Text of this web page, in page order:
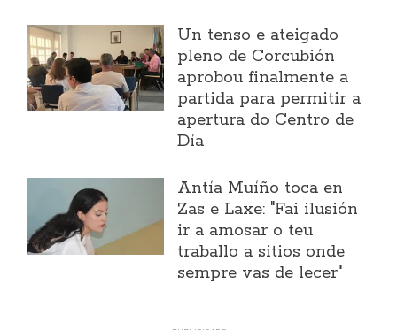
Un tenso e ateigado
pleno de Corcubión
aprobou finalmente a
partida para permitir a
apertura do Centro de
Día
Antía Muíño toca en
Zas e Laxe: "Fai ilusión
ir a amosar o teu
traballo a sitios onde
sempre vas de lecer"